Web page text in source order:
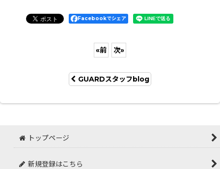
Facebookでシェア
«前 次»
GUARDスタッフblog
トップページ
新規登録はこちら